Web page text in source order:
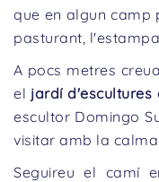
que en algun camp
pasturant,
A pocs metres
el jardí
escultor Domingo
visitar amb la
Seguireu el camí